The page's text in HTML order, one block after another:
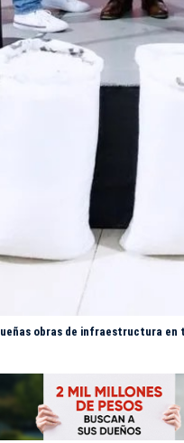
obras de infraestructura